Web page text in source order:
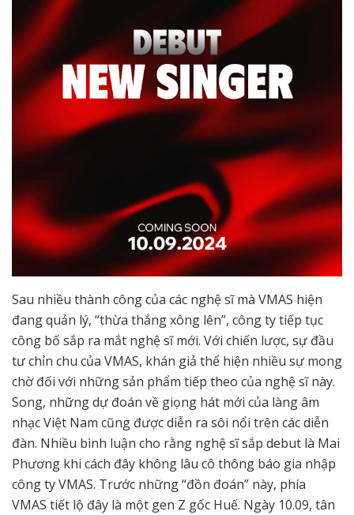
Sau nhiều thành công của các nghệ sĩ mà VMAS hiện
đang quản lý, “thừa thắng xông lên”, công ty tiếp tục
công bố sắp ra mắt nghệ sĩ mới. Với chiến lược, sự đầu
tư chỉn chu của VMAS, khán giả thể hiện nhiều sự mong
chờ đối với những sản phẩm tiếp theo của nghệ sĩ này.
Song, những dự đoán về giọng hát mới của làng âm
nhạc Việt Nam cũng được diễn ra sôi nổi trên các diễn
đàn. Nhiều bình luận cho rằng nghệ sĩ sắp debut là Mai
Phương khi cách đây không lâu cô thông báo gia nhập
công ty VMAS. Trước những “đồn đoán” này, phía
VMAS tiết lộ đây là một gen Z gốc Huế. Ngày 10.09, tân